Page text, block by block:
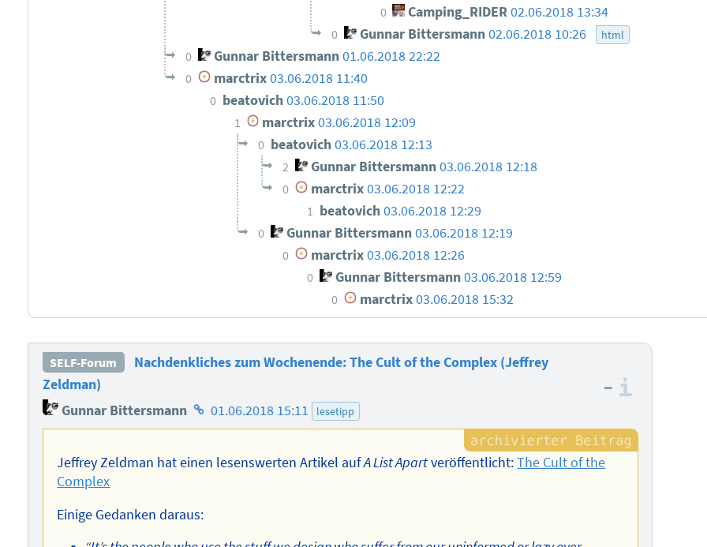
0 Camping_RIDER02.06.2018 13:34
0 Gunnar Bittersmann02.06.2018 10:26 html
0 Gunnar Bittersmann01.06.2018 22:22
0 marctrix03.06.2018 11:40
0 beatovich03.06.2018 11:50
1 marctrix03.06.2018 12:09
0 beatovich03.06.2018 12:13
2 Gunnar Bittersmann03.06.2018 12:18
0 marctrix03.06.2018 12:22
1 beatovich03.06.2018 12:29
0 Gunnar Bittersmann03.06.2018 12:19
0 marctrix03.06.2018 12:26
0 Gunnar Bittersmann03.06.2018 12:59
0 marctrix03.06.2018 15:32
SELF-Forum
Nachdenkliches zum Wochenende: The Cult of the Complex (Jeffrey
Zeldman)
Gunnar Bittersmann Homepage
des
01.06.2018 15:11 lesetipp
–
Jeffrey Zeldman hat einen lesenswerten Artikel aufA List Apartveröffentlicht:The Cult of the
Complex
Einige Gedanken daraus: